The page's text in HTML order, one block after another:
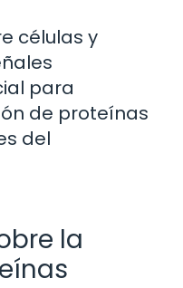
células y
para
de proteínas
del
la